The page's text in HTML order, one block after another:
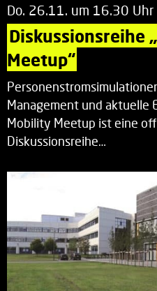
Do. 26.11. um 16.30 Uhr
Diskussionsreihe
Meetup“
Management und aktuelle
Mobility Meetup ist eine
Diskussionsreihe…